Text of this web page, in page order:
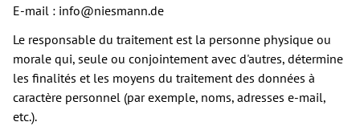
E-mail : info@niesmann.de
Le responsable du traitement est la personne physique ou
morale qui, seule ou conjointement avec d'autres, détermine
les finalités et les moyens du traitement des données à
caractère personnel (par exemple, noms, adresses e-mail,
etc.).